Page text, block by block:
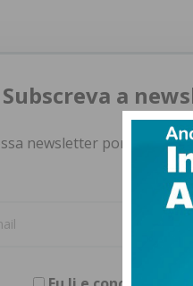
Subscreva a
newsletter por e-mail e